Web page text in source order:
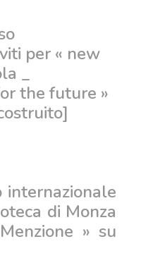
per « new
_
the future »
internazionale
di Monza
» su